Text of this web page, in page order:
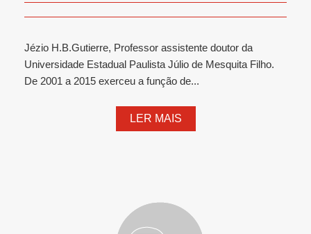
Jézio H.B.Gutierre, Professor assistente doutor da
Universidade Estadual Paulista Júlio de Mesquita Filho.
De 2001 a 2015 exerceu a função de...
LER MAIS